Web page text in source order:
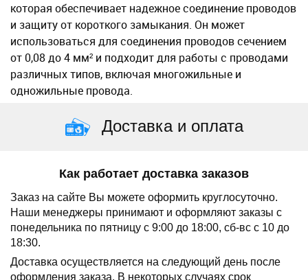
которая обеспечивает надежное соединение проводов
и защиту от короткого замыкания. Он может
использоваться для соединения проводов сечением
от 0,08 до 4 мм² и подходит для работы с проводами
различных типов, включая многожильные и
одножильные провода.
Доставка и оплата
Как работает доставка заказов
Заказ на сайте Вы можете оформить круглосуточно.
Наши менеджеры принимают и оформляют заказы с
понедельника по пятницу с 9:00 до 18:00, сб-вс с 10 до
18:30.
Доставка осуществляется на следующий день после
оформления заказа. В некоторых случаях срок